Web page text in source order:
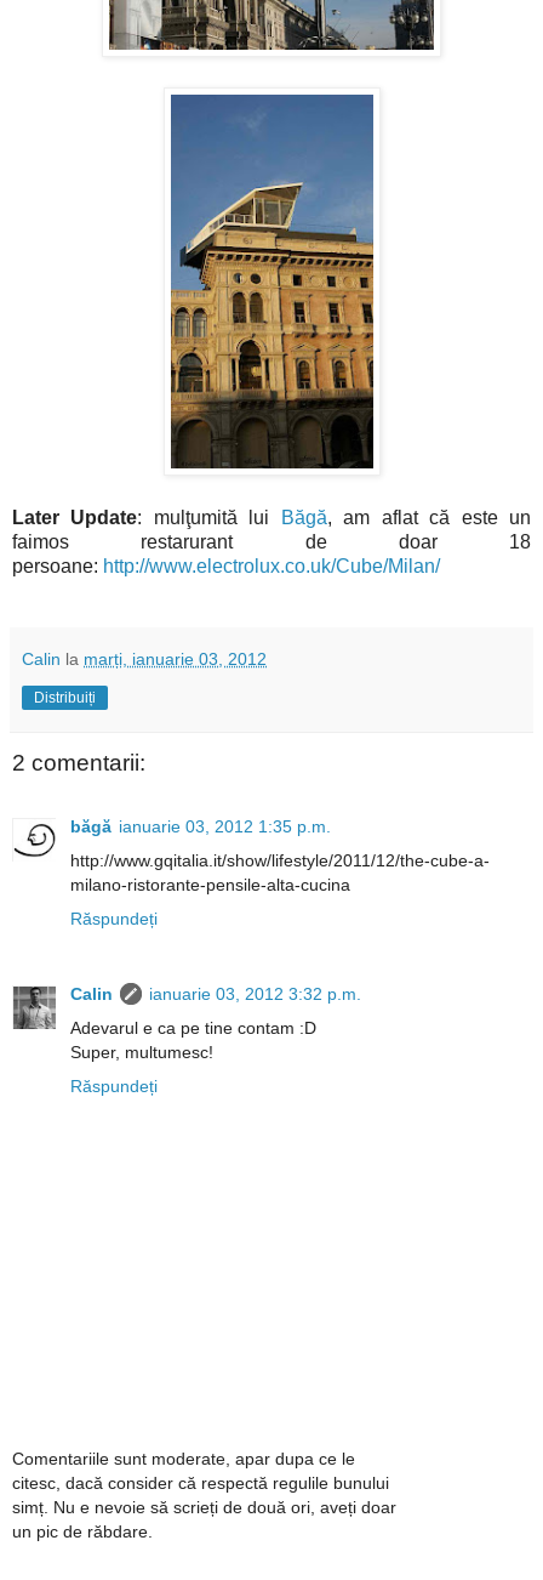
Later Update: mulţumită lui Băgă, am aflat că este un
faimos restarurant de doar 18
persoane: http://www.electrolux.co.uk/Cube/Milan/
Calin la marți, ianuarie 03, 2012
Distribuiți
2 comentarii:
băgă ianuarie 03, 2012 1:35 p.m.
http://www.gqitalia.it/show/lifestyle/2011/12/the-cube-a-
milano-ristorante-pensile-alta-cucina
Răspundeți
Calin
ianuarie 03, 2012 3:32 p.m.
Adevarul e ca pe tine contam :D
Super, multumesc!
Răspundeți
Comentariile sunt moderate, apar dupa ce le
citesc, dacă consider că respectă regulile bunului
simț. Nu e nevoie să scrieți de două ori, aveți doar
un pic de răbdare.